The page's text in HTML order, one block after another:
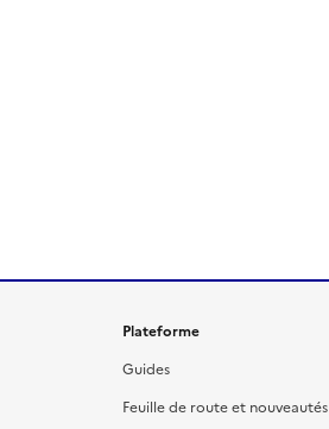
Plateforme
Guides
Feuille de route et nouveautés